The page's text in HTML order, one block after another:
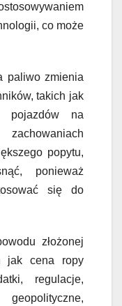
co może
paliwo zmienia
takich jak
pojazdów na
popytu,
ponieważ
się do
złożonej
jak cena ropy
regulacje,